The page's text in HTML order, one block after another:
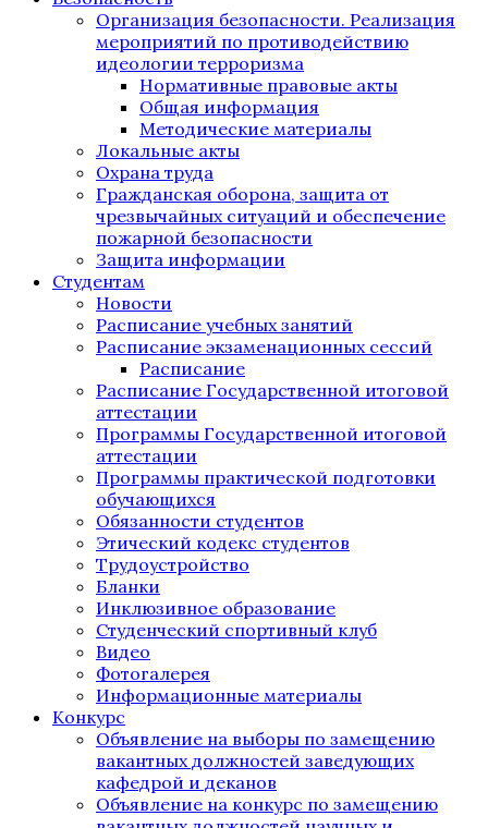
Организация безопасности. Реализация
мероприятий по противодействию
идеологии терроризма
Нормативные правовые акты
Общая информация
Методические материалы
Локальные акты
Охрана труда
Гражданская оборона, защита от
чрезвычайных ситуаций и обеспечение
пожарной безопасности
Защита информации
Студентам
Новости
Расписание учебных занятий
Расписание экзаменационных сессий
Расписание
Расписание Государственной итоговой
аттестации
Программы Государственной итоговой
аттестации
Программы практической подготовки
обучающихся
Обязанности студентов
Этический кодекс студентов
Трудоустройство
Бланки
Инклюзивное образование
Студенческий спортивный клуб
Видео
Фотогалерея
Информационные материалы
Конкурс
Объявление на выборы по замещению
вакантных должностей заведующих
кафедрой и деканов
Объявление на конкурс по замещению